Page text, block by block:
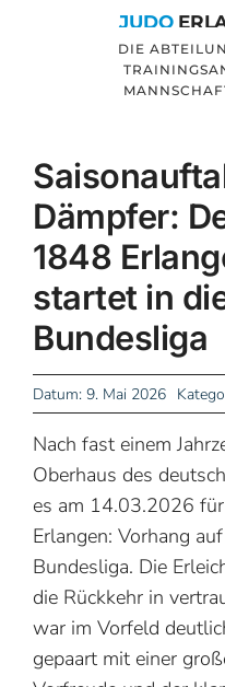
JUDO
DIE
Dämpfer:
1848
startet in
Bundesliga
Datum: 9. Mai 2026
Nach fast einem
Oberhaus des
es am 14.03.2026
Erlangen: Vorhang
Bundesliga. Die
die Rückkehr in
war im Vorfeld
gepaart mit einer